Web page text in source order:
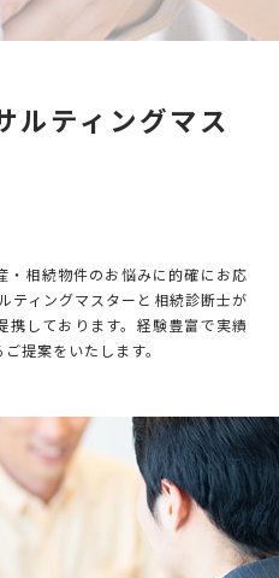
ルティングマス
・相続物件のお悩みに的確にお応
ティングマスターと相続診断士が
しております。経験豊富で実績
提案をいたします。